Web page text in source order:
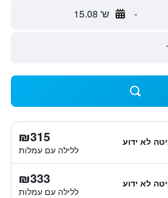
- ש' 15.08
₪315
ללילה עם עמלות
₪333
ללילה עם עמלות